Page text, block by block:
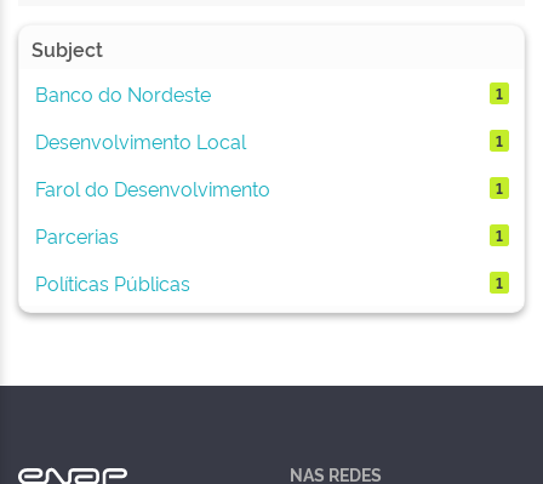
Subject
Banco do Nordeste
1
Desenvolvimento Local 1
Farol do Desenvolvimento 1
Parcerias 1
Políticas Públicas 1
NAS REDES